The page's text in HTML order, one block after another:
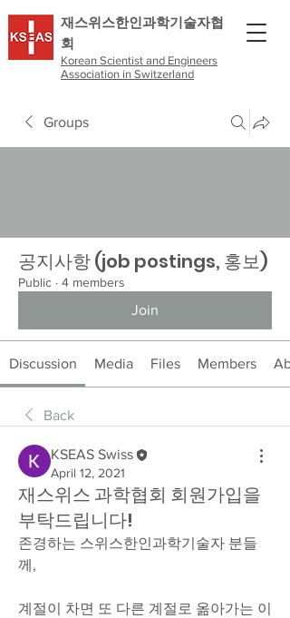
​재스위스한인과학기술자협
회
Korean Scientist and Engineers
Association in Switzerland
Groups
공지사항 (job postings, 홍보)
Public · 4 members
Join
Discussion Media Files Members
Back
KSEAS Swiss
April 12, 2021
재스위스 과학협회 회원가입을
부탁드립니다!
존경하는 스위스한인과학기술자 분들
께,
계절이 차면 또 다른 계절로 옮아가는 이